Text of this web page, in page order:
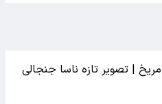
| تصویر تازه ناسا جنجالی